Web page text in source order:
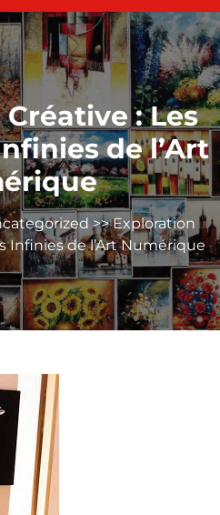
: Les
de l’Art
>> Exploration
Infinies de l’Art Numérique